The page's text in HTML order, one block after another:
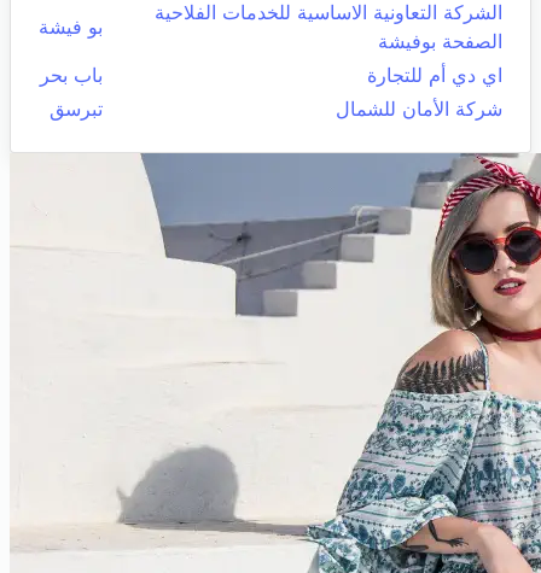
الشركة التعاونية الاساسية للخدمات الفلاحية
الصفحة بوفيشة
بو فيشة
اي دي أم للتجارة
باب بحر
شركة الأمان للشمال
تبرسق